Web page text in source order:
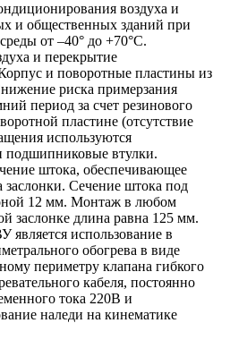
воздуха и
и общественных зданий при
от –40° до +70°С.
и перекрытие
и поворотные пластины из
риска примерзания
период за счет резинового
пластине (отсутствие
используются
подшипниковые втулки.
штока, обеспечивающее
Сечение штока под
12 мм. Монтаж в любом
заслонке длина равна 125 мм.
использование в
обогрева в виде
периметру клапана гибкого
кабеля, постоянно
тока 220В и
наледи на кинематике